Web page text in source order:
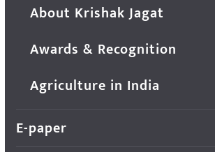
About Krishak Jagat
Awards & Recognition
Agriculture in India
E-paper